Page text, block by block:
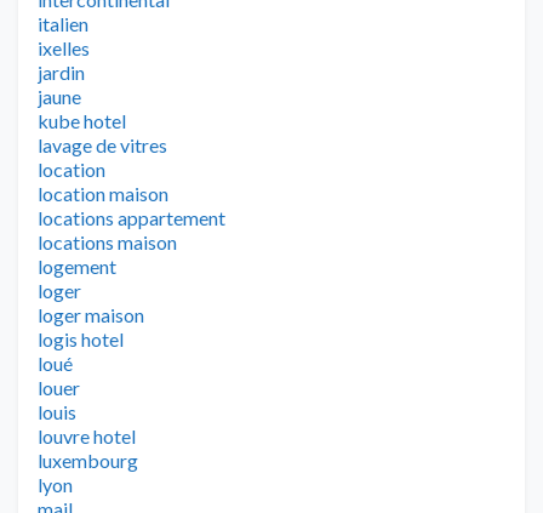
italien
ixelles
jardin
jaune
kube hotel
lavage de vitres
location
location maison
locations appartement
locations maison
logement
loger
loger maison
logis hotel
loué
louer
louis
louvre hotel
luxembourg
lyon